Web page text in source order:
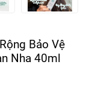
Bảo Vệ
Nha 40ml